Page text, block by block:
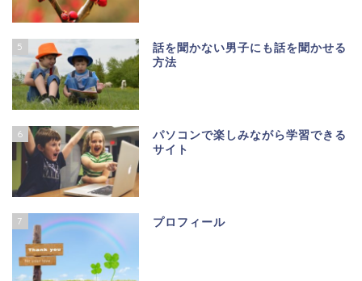
5
話を聞かない男子にも話を聞かせる
方法
6
パソコンで楽しみながら学習できる
サイト
7 プロフィール